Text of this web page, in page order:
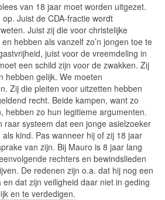
van 18 jaar moet worden uitgezet.
Juist de CDA-fractie wordt
Juist zij die voor christelijke
hebben als vanzelf zo’n jongen toe te
juist voor de vreemdeling in
een schild zijn voor de zwakken. Zij
hebben gelijk. We moeten
Zij die pleiten voor uitzetten hebben
recht. Beide kampen, want zo
hebben zo hun legitieme argumenten.
raar systeem dat een jonge asielzoeker
kind. Pas wanneer hij of zij 18 jaar
van zijn. Bij Mauro is 8 jaar lang
rechters en bewindslieden
De redenen zijn o.a. dat hij nog een
dat zijn veiligheid daar niet in geding
en te verdedigen.